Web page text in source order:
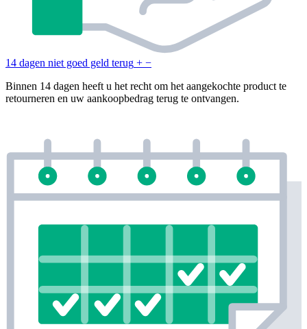
14 dagen niet goed geld terug + −
Binnen 14 dagen heeft u het recht om het aangekochte product te
retourneren en uw aankoopbedrag terug te ontvangen.